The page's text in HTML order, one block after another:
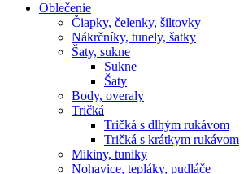
Oblečenie
Čiapky, čelenky, šiltovky
Nákrčníky, tunely, šatky
Šaty, sukne
Sukne
Šaty
Body, overaly
Tričká
Tričká s dlhým rukávom
Tričká s krátkym rukávom
Mikiny, tuniky
Nohavice, tepláky, pudláče